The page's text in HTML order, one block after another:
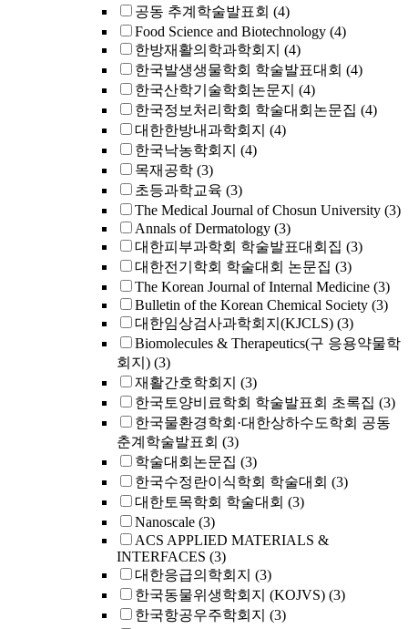
공동 추계학술발표회 (4)
Food Science and Biotechnology (4)
한방재활의학과학회지 (4)
한국발생생물학회 학술발표대회 (4)
한국산학기술학회논문지 (4)
한국정보처리학회 학술대회논문집 (4)
대한한방내과학회지 (4)
한국낙농학회지 (4)
목재공학 (3)
초등과학교육 (3)
The Medical Journal of Chosun University (3)
Annals of Dermatology (3)
대한피부과학회 학술발표대회집 (3)
대한전기학회 학술대회 논문집 (3)
The Korean Journal of Internal Medicine (3)
Bulletin of the Korean Chemical Society (3)
대한임상검사과학회지(KJCLS) (3)
Biomolecules & Therapeutics(구 응용약물학
회지) (3)
재활간호학회지 (3)
한국토양비료학회 학술발표회 초록집 (3)
한국물환경학회·대한상하수도학회 공동
춘계학술발표회 (3)
학술대회논문집 (3)
한국수정란이식학회 학술대회 (3)
대한토목학회 학술대회 (3)
Nanoscale (3)
ACS APPLIED MATERIALS &
INTERFACES (3)
대한응급의학회지 (3)
한국동물위생학회지 (KOJVS) (3)
한국항공우주학회지 (3)